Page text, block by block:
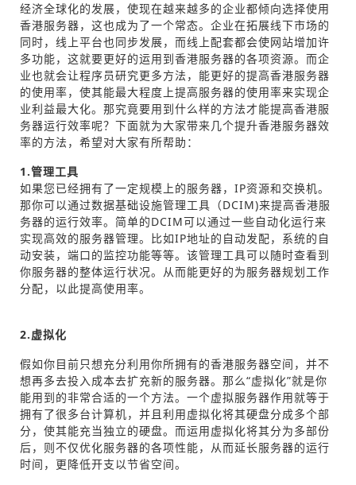
经济全球化的发展，使现在越来越多的企业都倾向选择使用
香港服务器，这也成为了一个常态。企业在拓展线下市场的
同时，线上平台也同步发展，而线上配套都会使网站增加许
多功能，这就要更好的运用到香港服务器的各项资源。而企
业也就会让程序员研究更多方法，能更好的提高香港服务器
的使用率，使其能最大程度上提高服务器的使用率来实现企
业利益最大化。那究竟要用到什么样的方法才能提高香港服
务器运行效率呢？下面就为大家带来几个提升香港服务器效
率的方法，希望对大家有所帮助：
1.管理工具
如果您已经拥有了一定规模上的服务器，IP资源和交换机。
那你可以通过数据基础设施管理工具（DCIM)来提高香港服
务器的运行效率。简单的DCIM可以通过一些自动化运行来
实现高效的服务器管理。比如IP地址的自动发配，系统的自
动安装，端口的监控功能等等。该管理工具可以随时查看到
你服务器的整体运行状况。从而能更好的为服务器规划工作
分配，以此提高使用率。
2.虚拟化
假如你目前只想充分利用你所拥有的香港服务器空间，并不
想再多去投入成本去扩充新的服务器。那么“虚拟化”就是你
能用到的非常合适的一个方法。一个虚拟服务器作用就等于
拥有了很多台计算机，并且利用虚拟化将其硬盘分成多个部
分，使其能充当独立的硬盘。而运用虚拟化将其分为多部份
后，则不仅优化服务器的各项性能，从而延长服务器的运行
时间，更降低开支以节省空间。